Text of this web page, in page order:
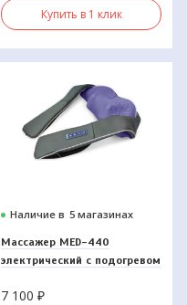
Купить в 1 клик
Наличие в 5 магазинах
Массажер MED-440
электрический с подогревом
7 100₽